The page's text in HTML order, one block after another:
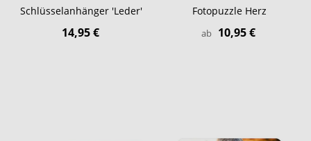
Schlüsselanhänger 'Leder'
14,95 €
Fotopuzzle Herz
ab 10,95 €